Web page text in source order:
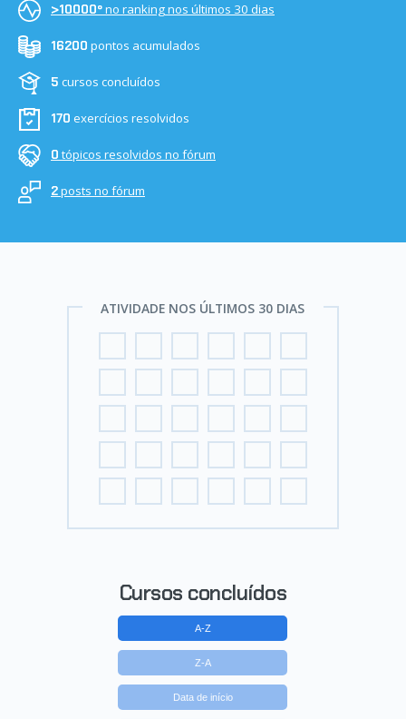
>10000ºno ranking nos últimos 30 dias
16200 pontos acumulados
5 cursos concluídos
170 exercícios resolvidos
0 tópicos resolvidos no fórum
2posts no fórum
ATIVIDADE NOS ÚLTIMOS 30 DIAS
Cursos concluídos
A-Z
Z-A
Data de início